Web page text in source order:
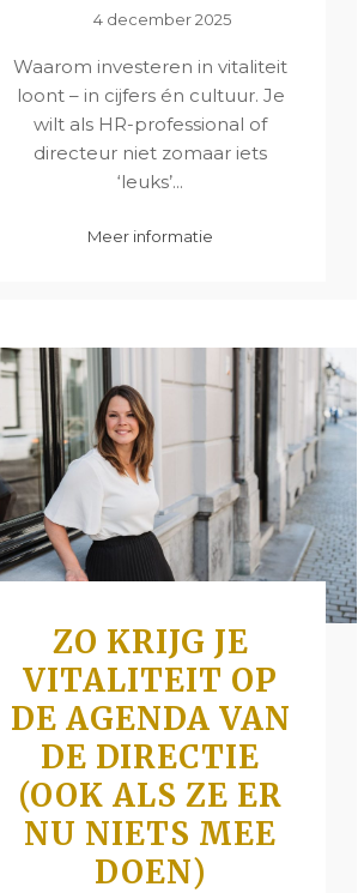
4 december 2025
Waarom investeren in vitaliteit
loont – in cijfers én cultuur. Je
wilt als HR-professional of
directeur niet zomaar iets
‘leuks’...
Meer informatie
ZO KRIJG JE
VITALITEIT OP
DE AGENDA VAN
DE DIRECTIE
(OOK ALS ZE ER
NU NIETS MEE
DOEN)